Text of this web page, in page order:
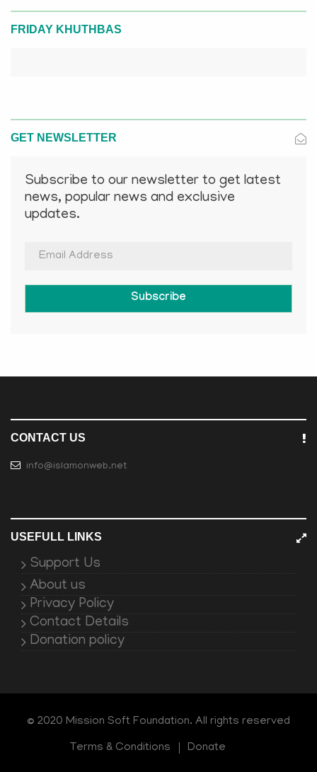
FRIDAY KHUTHBAS
GET NEWSLETTER
Subscribe to our newsletter to get latest
news, popular news and exclusive
updates.
Subscribe
CONTACT US
info@islamonweb.net
USEFULL LINKS
Support Us
About us
Privacy Policy
Contact Details
Donation policy
© 2020 Mission Soft Foundation. All rights reserved
Terms & Conditions Donate